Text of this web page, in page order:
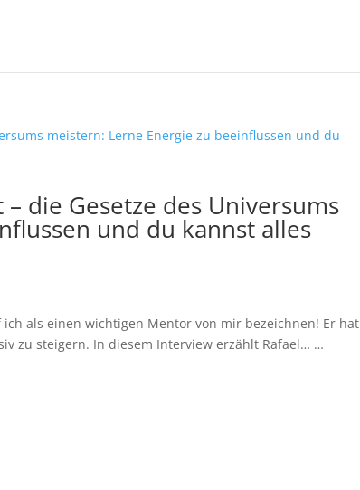
die Gesetze des Universums
und du kannst alles
als einen wichtigen Mentor von mir bezeichnen! Er hat
zu steigern. In diesem Interview erzählt Rafael… …